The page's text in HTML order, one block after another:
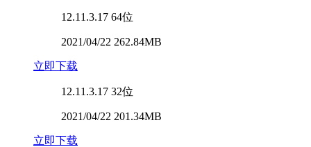
12.11.3.17 64位
2021/04/22 262.84MB
立即下载
12.11.3.17 32位
2021/04/22 201.34MB
立即下载